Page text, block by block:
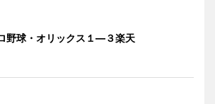
野球・オリックス１―３楽天